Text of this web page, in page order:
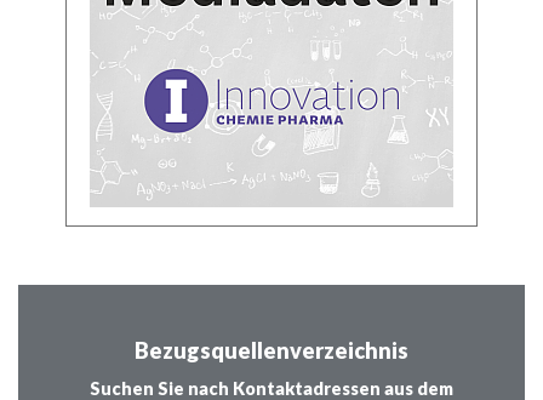
Bezugsquellenverzeichnis
Suchen Sie nach Kontaktadressen aus dem